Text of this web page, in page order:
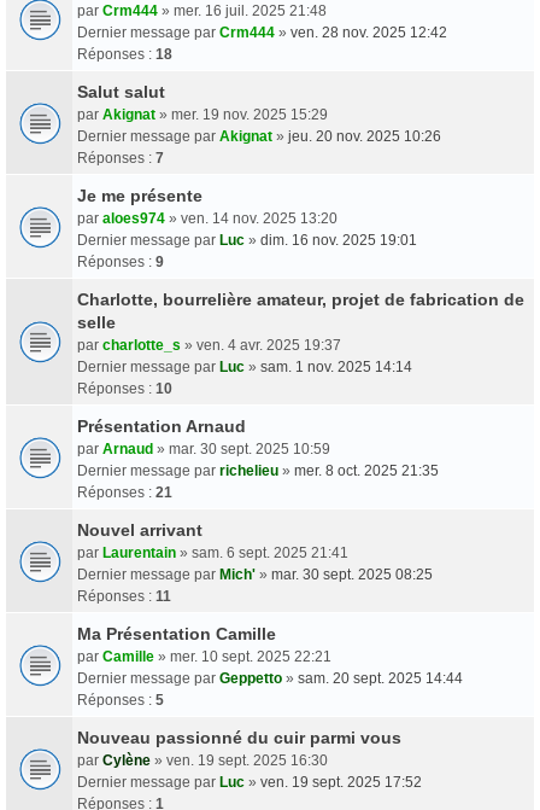
par Crm444 » mer. 16 juil. 2025 21:48
Dernier message par Crm444 » ven. 28 nov. 2025 12:42
Réponses : 18
Salut salut
par Akignat » mer. 19 nov. 2025 15:29
Dernier message par Akignat » jeu. 20 nov. 2025 10:26
Réponses : 7
Je me présente
par aloes974 » ven. 14 nov. 2025 13:20
Dernier message par Luc » dim. 16 nov. 2025 19:01
Réponses : 9
Charlotte, bourrelière amateur, projet de fabrication de
selle
par charlotte_s » ven. 4 avr. 2025 19:37
Dernier message par Luc » sam. 1 nov. 2025 14:14
Réponses : 10
Présentation Arnaud
par Arnaud » mar. 30 sept. 2025 10:59
Dernier message par richelieu » mer. 8 oct. 2025 21:35
Réponses : 21
Nouvel arrivant
par Laurentain » sam. 6 sept. 2025 21:41
Dernier message par Mich' » mar. 30 sept. 2025 08:25
Réponses : 11
Ma Présentation Camille
par Camille » mer. 10 sept. 2025 22:21
Dernier message par Geppetto » sam. 20 sept. 2025 14:44
Réponses : 5
Nouveau passionné du cuir parmi vous
par Cylène » ven. 19 sept. 2025 16:30
Dernier message par Luc » ven. 19 sept. 2025 17:52
Réponses : 1